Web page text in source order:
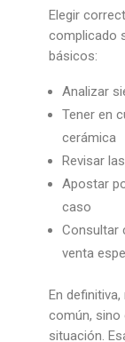
Elegir
complicado
básicos:
Analizar
Tener en
cerámica
Revisar
Apostar
caso
Consultar
venta
En
común, sino
situación.